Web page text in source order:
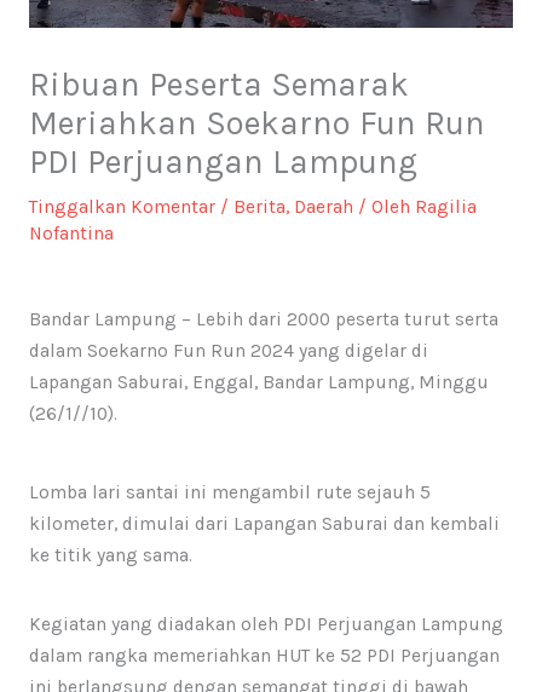
Ribuan Peserta Semarak
Meriahkan Soekarno Fun Run
PDI Perjuangan Lampung
Tinggalkan Komentar / Berita, Daerah / Oleh Ragilia
Nofantina
Bandar Lampung – Lebih dari 2000 peserta turut serta
dalam Soekarno Fun Run 2024 yang digelar di
Lapangan Saburai, Enggal, Bandar Lampung, Minggu
(26/1//10).
Lomba lari santai ini mengambil rute sejauh 5
kilometer, dimulai dari Lapangan Saburai dan kembali
ke titik yang sama.
Kegiatan yang diadakan oleh PDI Perjuangan Lampung
dalam rangka memeriahkan HUT ke 52 PDI Perjuangan
ini berlangsung dengan semangat tinggi di bawah